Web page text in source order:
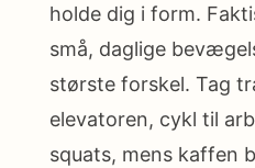
holde dig i form.
små, daglige
største forskel. Tag
elevatoren, cykl til
squats, mens kaffen